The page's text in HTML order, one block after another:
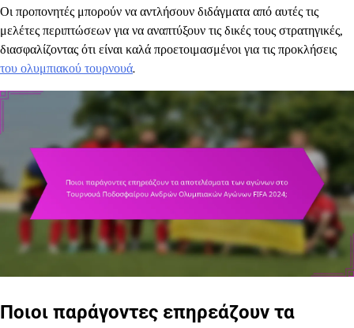
Οι προπονητές μπορούν να αντλήσουν διδάγματα από αυτές τις
μελέτες περιπτώσεων για να αναπτύξουν τις δικές τους στρατηγικές,
διασφαλίζοντας ότι είναι καλά προετοιμασμένοι για τις προκλήσεις
του ολυμπιακού τουρνουά.
Ποιοι παράγοντες επηρεάζουν τα